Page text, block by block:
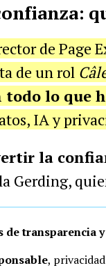
de Page
de un rol
lo que
IA y
la
Gerding,
de transparencia
,